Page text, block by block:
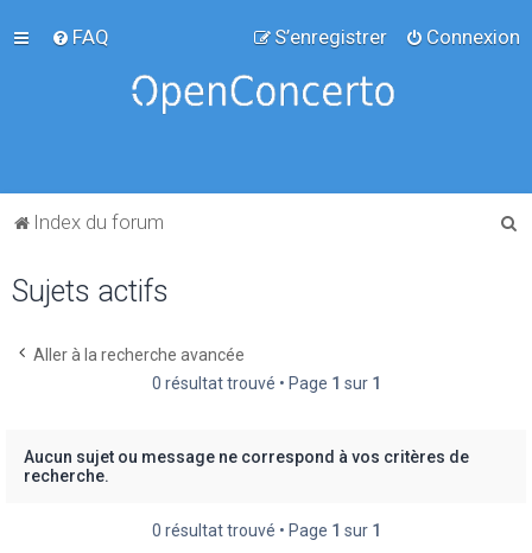
FAQ Connexion
S’enregistrer
Index du forum
Sujets actifs
Aller à la recherche avancée
0 résultat trouvé • Page 1 sur 1
Aucun sujet ou message ne correspond à vos critères de
recherche.
0 résultat trouvé • Page 1 sur 1